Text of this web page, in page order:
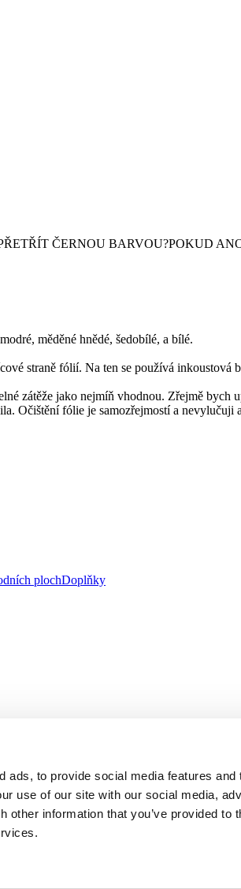
ads, to provide social media features and
use of our site with our social media,
information that you’ve provided to
ČERNOU BARVOU?POKUD
měděné hnědé, šedobílé, a bílé.
straně fólií. Na ten se používá inkoustová
zátěže jako nejmíň vhodnou. Zřejmě bych
Očištění fólie je samozřejmostí a nevylučuji
plochDoplňky